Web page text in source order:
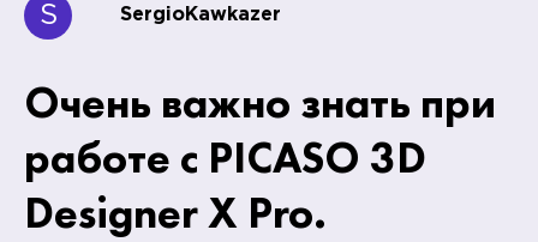
S SergioKawkazer
Очень важно знать при
работе с PICASO 3D
Designer X Pro.